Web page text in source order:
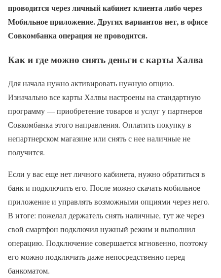
проводится через личный кабинет клиента либо через
Мобильное приложение. Других вариантов нет, в офисе
Совкомбанка операция не проводится.
Как и где можно снять деньги с карты Халва
Для начала нужно активировать нужную опцию.
Изначально все карты Халвы настроены на стандартную
программу — приобретение товаров и услуг у партнеров
Совкомбанка этого направления. Оплатить покупку в
непартнерском магазине или снять с нее наличные не
получится.
Если у вас еще нет личного кабинета, нужно обратиться в
банк и подключить его. После можно скачать мобильное
приложение и управлять возможными опциями через него.
В итоге: пожелал держатель снять наличные, тут же через
свой смартфон подключил нужный режим и выполнил
операцию. Подключение совершается мгновенно, поэтому
его можно подключать даже непосредственно перед
банкоматом.